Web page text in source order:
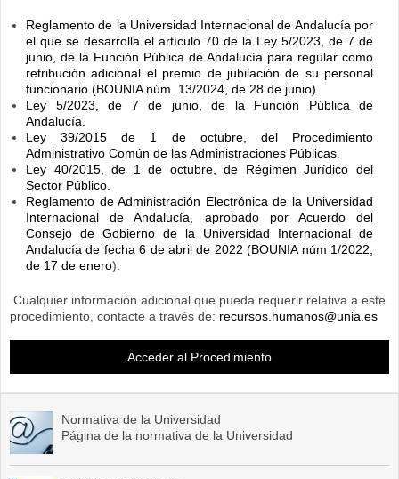
Reglamento de la Universidad Internacional de Andalucía por
el que se desarrolla el artículo 70 de la Ley 5/2023, de 7 de
junio, de la Función Pública de Andalucía para regular como
retribución adicional el premio de jubilación de su personal
funcionario (BOUNIA núm. 13/2024, de 28 de junio).
Ley 5/2023, de 7 de junio, de la Función Pública de
Andalucía.
Ley 39/2015 de 1 de octubre, del Procedimiento
Administrativo Común de las Administraciones Públicas
Ley 40/2015, de 1 de octubre, de Régimen Jurídico del
Sector Público.
Reglamento de Administración Electrónica de la Universidad
Internacional de Andalucía, aprobado por Acuerdo del
Consejo de Gobierno de la Universidad Internacional de
Andalucía de fecha 6 de abril de 2022 (BOUNIA núm 1/2022,
de 17 de enero).
Cualquier información adicional que pueda requerir relativa a este
procedimiento, contacte a través de: recursos.humanos@unia.es
Acceder al Procedimiento
Normativa de la Universidad
Página de la normativa de la Universidad